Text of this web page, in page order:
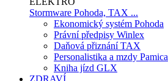
Stormware Pohoda, TAX ...
Ekonomický systém Pohoda
Právní předpisy Winlex
Daňová přiznání TAX
Personalistika a mzdy Pamica
Kniha jízd GLX
ZDRAVÍ